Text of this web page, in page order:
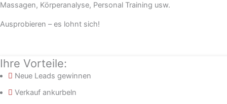
Massagen, Körperanalyse, Personal Training usw.
Ausprobieren – es lohnt sich!
Ihre Vorteile:
Neue Leads gewinnen
Verkauf ankurbeln